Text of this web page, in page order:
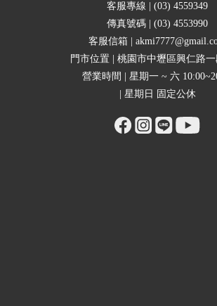
客服專線 | (03) 4559349
傳真號碼 | (03) 4553990
客服信箱 |
門市位置 | 桃園市中壢區興仁路一
營業時間 | 星期一 ~ 六
| 星期日 固定公休